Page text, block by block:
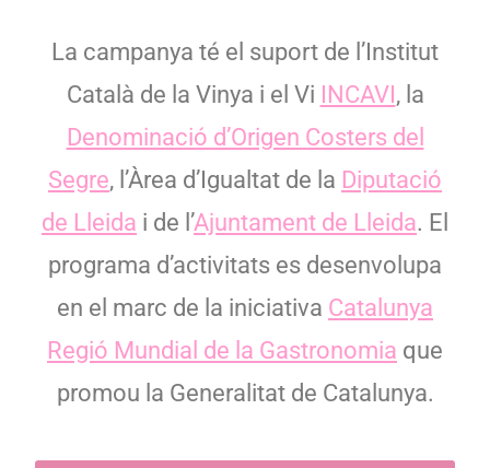
La campanya té el suport de l’Institut
Català de la Vinya i el Vi INCAVI, la
Denominació d’Origen Costers del
Segre, l’Àrea d’Igualtat de la Diputació
de Lleida i de l’Ajuntament de Lleida. El
programa d’activitats es desenvolupa
en el marc de la iniciativa Catalunya
Regió Mundial de la Gastronomia que
promou la Generalitat de Catalunya.